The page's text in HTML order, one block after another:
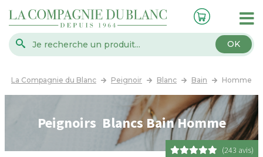
OK
La Compagnie du Blanc Peignoir Blanc Bain Homme
Peignoirs Blancs Bain Homme
(243 avis)